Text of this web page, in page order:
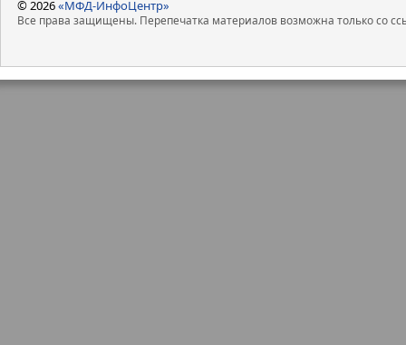
© 2026«МФД-ИнфоЦентр»
Все права защищены. Перепечатка материалов возможна только со